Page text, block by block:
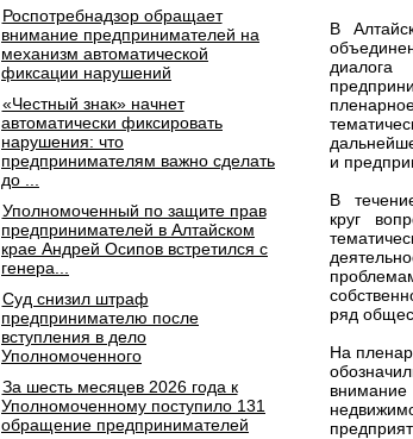
Роспотребнадзор обращает
внимание предпринимателей на
механизм автоматической
фиксации нарушений
«Честный знак» начнет
автоматически фиксировать
нарушения: что
предпринимателям важно сделать
до ...
Уполномоченный по защите прав
предпринимателей в Алтайском
крае Андрей Осипов встретился с
генера...
Суд снизил штраф
предпринимателю после
вступления в дело
Уполномоченного
За шесть месяцев 2026 года к
Уполномоченному поступило 131
обращение предпринимателей
В
и
В
круг
ряд
На